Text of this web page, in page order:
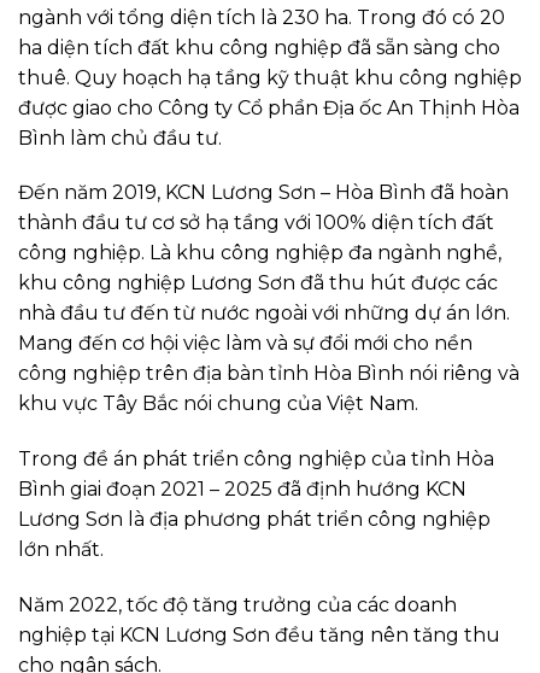
ngành với tổng diện tích là 230 ha. Trong đó có 20
ha diện tích đất khu công nghiệp đã sẵn sàng cho
thuê. Quy hoạch hạ tầng kỹ thuật khu công nghiệp
được giao cho Công ty Cổ phần Địa ốc An Thịnh Hòa
Bình làm chủ đầu tư.
Đến năm 2019, KCN Lương Sơn – Hòa Bình đã hoàn
thành đầu tư cơ sở hạ tầng với 100% diện tích đất
công nghiệp. Là khu công nghiệp đa ngành nghề,
khu công nghiệp Lương Sơn đã thu hút được các
nhà đầu tư đến từ nước ngoài với những dự án lớn.
Mang đến cơ hội việc làm và sự đổi mới cho nền
công nghiệp trên địa bàn tỉnh Hòa Bình nói riêng và
khu vực Tây Bắc nói chung của Việt Nam.
Trong đề án phát triển công nghiệp của tỉnh Hòa
Bình giai đoạn 2021 – 2025 đã định hướng KCN
Lương Sơn là địa phương phát triển công nghiệp
lớn nhất.
Năm 2022, tốc độ tăng trưởng của các doanh
nghiệp tại KCN Lương Sơn đều tăng nên tăng thu
cho ngân sách.